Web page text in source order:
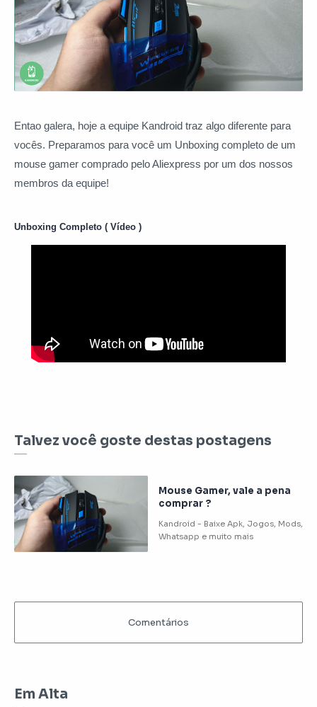
Entao galera, hoje a equipe Kandroid traz algo diferente para
vocês. Preparamos para você um Unboxing completo de um
mouse gamer comprado pelo Aliexpress por um dos nossos
membros da equipe!
Unboxing Completo ( Vídeo )
Talvez você goste destas postagens
Mouse Gamer, vale a pena
comprar ?
Em Alta